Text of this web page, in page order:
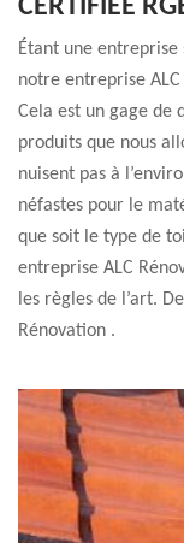
CERTIFIÉE
Étant une entreprise
notre entreprise
Cela est un gage de
produits que nous
nuisent pas à
néfastes pour le
que soit le type de
entreprise ALC
les règles de l’art.
Rénovation .